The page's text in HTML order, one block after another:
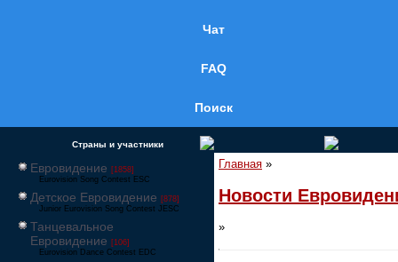
Чат
FAQ
Поиск
Страны и участники
Евровидение [1858]
Eurovision Song Contest ESC
Детское Евровидение [878]
Junior Eurovision Song Contest JESC
Танцевальное
Евровидение [106]
Eurovision Dance Contest EDC
Главная »
Новости
»